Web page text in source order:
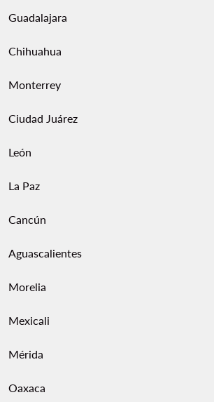
Guadalajara
Chihuahua
Monterrey
Ciudad Juárez
León
La Paz
Cancún
Aguascalientes
Morelia
Mexicali
Mérida
Oaxaca